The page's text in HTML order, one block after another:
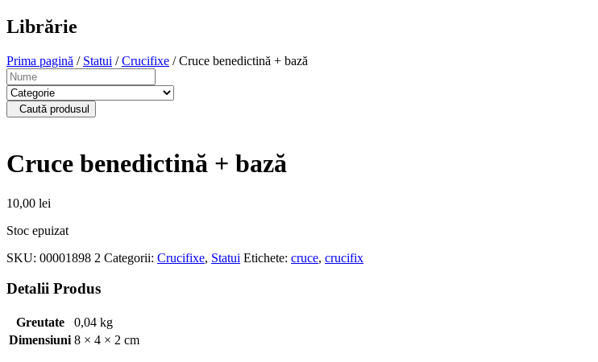
Librărie
Prima pagină / Statui /Crucifixe / Cruce benedictină + bază
Caută produsul
Cruce benedictină + bază
10,00 lei
Stoc epuizat
SKU: 00001898 2 Categorii: Crucifixe, Statui Etichete: cruce, crucifix
Detalii Produs
Greutate
0,04 kg
Dimensiuni 8 × 4 × 2 cm